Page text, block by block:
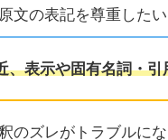
文の表記を尊重したい
、表示や固有名詞・引
のズレがトラブルに